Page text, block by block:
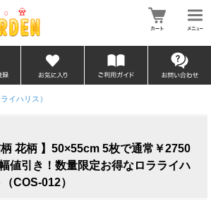
イハリス）
柄 花柄 】50×55cm 5枚で通常￥2750
値引き！数量限定お得なロラライハ
COS-012）